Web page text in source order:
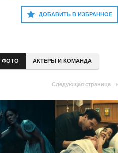
ДОБАВИТЬ В ИЗБРАННОЕ
ФОТО АКТЕРЫ И КОМАНДА
Следующая страница